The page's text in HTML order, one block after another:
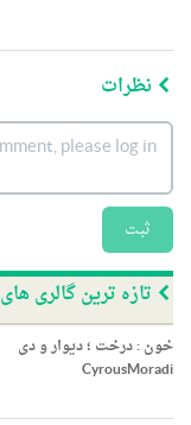
نظرات
ثبت
تازه ترین گالری های CyrousMoradi
خون : درخت ؛ دیوار و دی
CyrousMoradi